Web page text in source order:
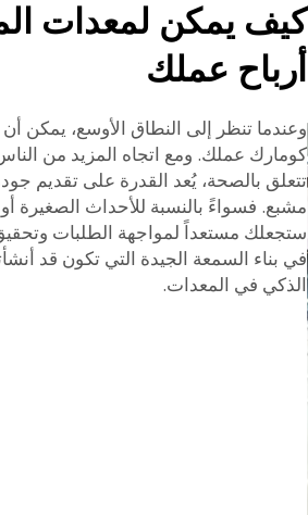
كيف يمكن لمعدات
أرباح عملك
وعندما تنظر إلى النطاق الأوسع، يمكن
كومارك عملك. ومع اتجاه المزيد من
تتعلق بالصحة، يُعد القدرة على تقديم
مشبع. فسواءً بالنسبة للأحداث الصغيرة أو
ستجعلك مستعداً لمواجهة الطلبات
في بناء السمعة الجيدة التي تكون قد
الذكي في المعدات.